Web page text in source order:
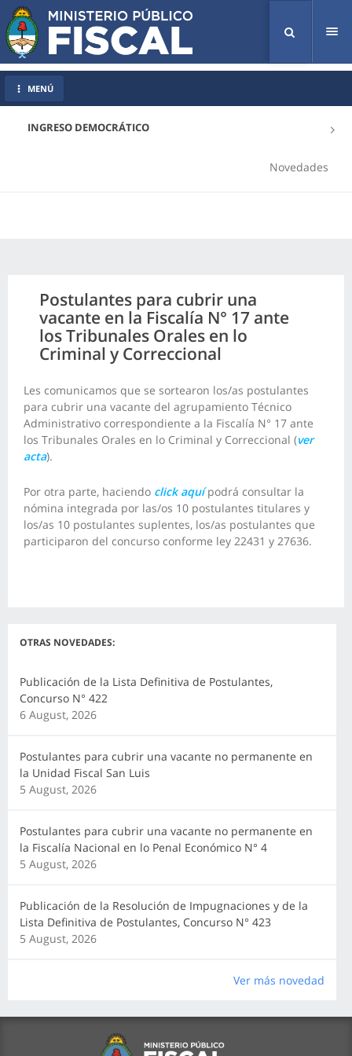
INGRESO DEMOCRÁTICO
Novedades
MENÚ
Postulantes para cubrir una
vacante en la Fiscalía N° 17 ante
los Tribunales Orales en lo
Criminal y Correccional
Les comunicamos que se sortearon los/as postulantes
para cubrir una vacante del agrupamiento Técnico
Administrativo correspondiente a la Fiscalía N° 17 ante
los Tribunales Orales en lo Criminal y Correccional (ver
acta).
Por otra parte, haciendo click aquí podrá consultar la
nómina integrada por las/os 10 postulantes titulares y
los/as 10 postulantes suplentes, los/as postulantes que
participaron del concurso conforme ley 22431 y 27636.
OTRAS NOVEDADES:
Publicación de la Lista Definitiva de Postulantes,
Concurso N° 422
6 August, 2026
Postulantes para cubrir una vacante no permanente en
la Unidad Fiscal San Luis
5 August, 2026
Postulantes para cubrir una vacante no permanente en
la Fiscalía Nacional en lo Penal Económico N° 4
5 August, 2026
Publicación de la Resolución de Impugnaciones y de la
Lista Definitiva de Postulantes, Concurso N° 423
5 August, 2026
Ver más novedad